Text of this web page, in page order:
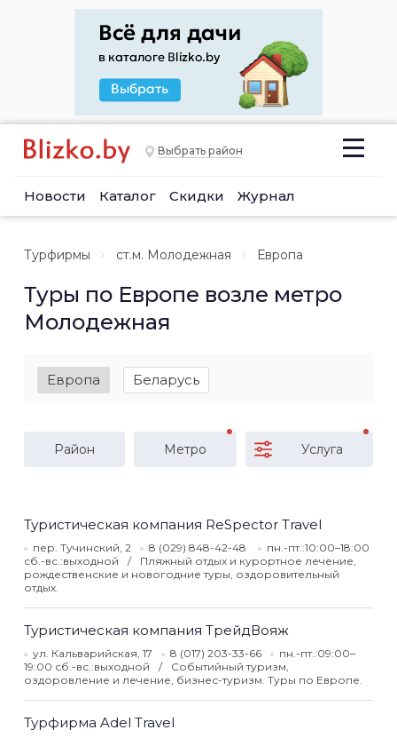
Выбрать район
Новости Каталог Скидки Журнал
Турфирмы ст.м. Молодежная Европа
Туры по Европе возле метро
Молодежная
Европа Беларусь
Район Метро Услуга
Туристическая компания ReSpector Travel
пер. Тучинский, 2 8 (029) 848-42-48
пн.-пт.:10:00–18:00
сб.-вс.:выходной
Пляжный отдых и курортное лечение,
рождественские и новогодние туры, оздоровительный
отдых.
Туристическая компания ТрейдВояж
ул. Кальварийская, 17 8 (017) 203-33-66
пн.-пт.:09:00–
19:00 сб.-вс.:выходной
Событийный туризм,
оздоровление и лечение, бизнес-туризм. Туры по Европе.
Турфирма Adel Travel